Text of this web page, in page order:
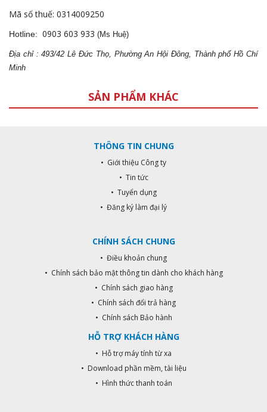
Mã số thuế: 0314009250
Hotline: 0903 603 933 (Ms Huệ)
Địa chỉ : 493/42 Lê Đức Thọ, Phường An Hội Đông, Thành phố Hồ Chí
Minh
SẢN PHẨM KHÁC
THÔNG TIN CHUNG
• Giới thiệu Công ty
• Tin tức
• Tuyển dụng
• Đăng ký làm đại lý
CHÍNH SÁCH CHUNG
• Điều khoản chung
• Chính sách bảo mật thông tin dành cho khách hàng
• Chính sách giao hàng
• Chính sách đổi trả hàng
• Chính sách Bảo hành
HỖ TRỢ KHÁCH HÀNG
• Hỗ trợ máy tính từ xa
• Download phần mềm, tài liệu
• Hình thức thanh toán